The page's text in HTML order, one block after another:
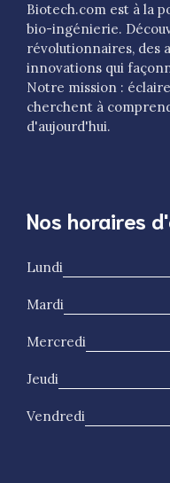
Biotech.com est à la
bio-ingénierie.
révolutionnaires, des
innovations qui
Notre mission :
cherchent à
d'aujourd'hui.
Nos horaires
Lundi
Mardi
Mercredi
Jeudi
Vendredi